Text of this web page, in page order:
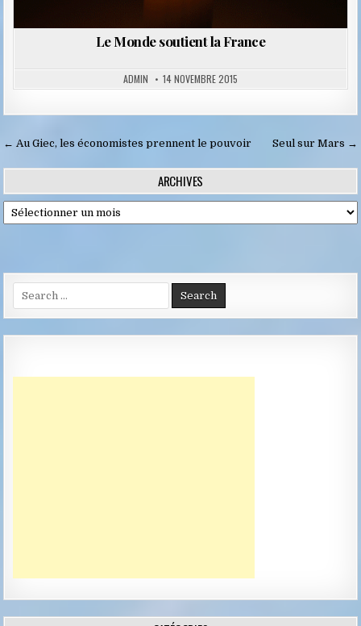
Le Monde soutient la France
ADMIN 14 NOVEMBRE 2015
Navigation
de
l’article
← Au Giec, les économistes prennent le pouvoir Seul sur Mars →
ARCHIVES
Archives
for: